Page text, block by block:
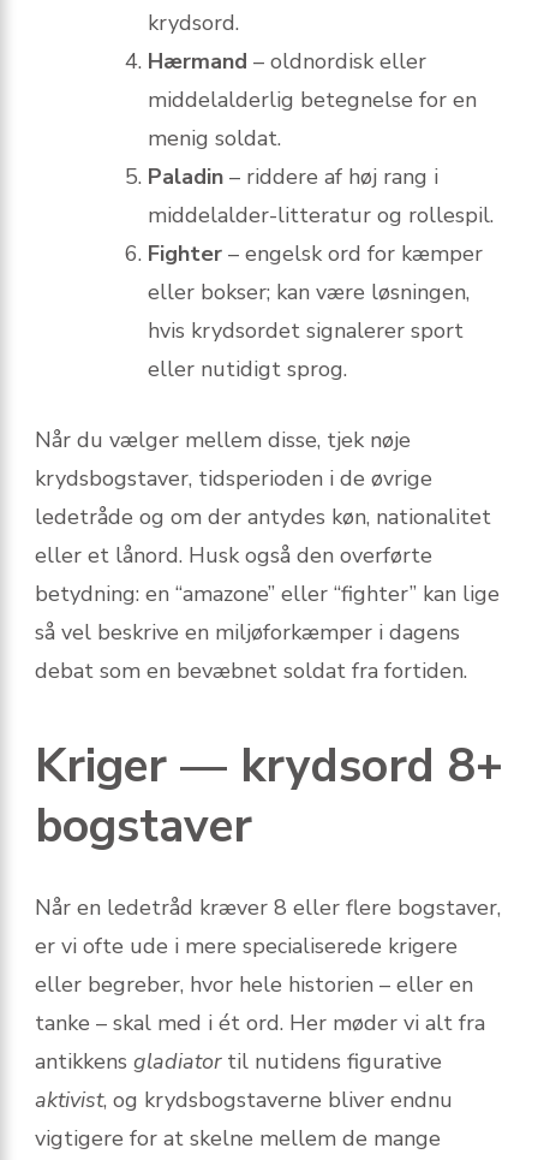
krydsord.
Hærmand – oldnordisk eller
middelalderlig betegnelse for en
menig soldat.
Paladin – riddere af høj rang i
middelalder-litteratur og rollespil.
Fighter – engelsk ord for kæmper
eller bokser; kan være løsningen,
hvis krydsordet signalerer sport
eller nutidigt sprog.
Når du vælger mellem disse, tjek nøje
krydsbogstaver, tidsperioden i de øvrige
ledetråde og om der antydes køn, nationalitet
eller et lånord. Husk også den overførte
betydning: en “amazone” eller “fighter” kan lige
så vel beskrive en miljøforkæmper i dagens
debat som en bevæbnet soldat fra fortiden.
Kriger — krydsord 8+
bogstaver
Når en ledetråd kræver 8 eller flere bogstaver,
er vi ofte ude i mere specialiserede krigere
eller begreber, hvor hele historien – eller en
tanke – skal med i ét ord. Her møder vi alt fra
antikkens gladiatortil nutidens figurative
aktivist, og krydsbogstaverne bliver endnu
vigtigere for at skelne mellem de mange